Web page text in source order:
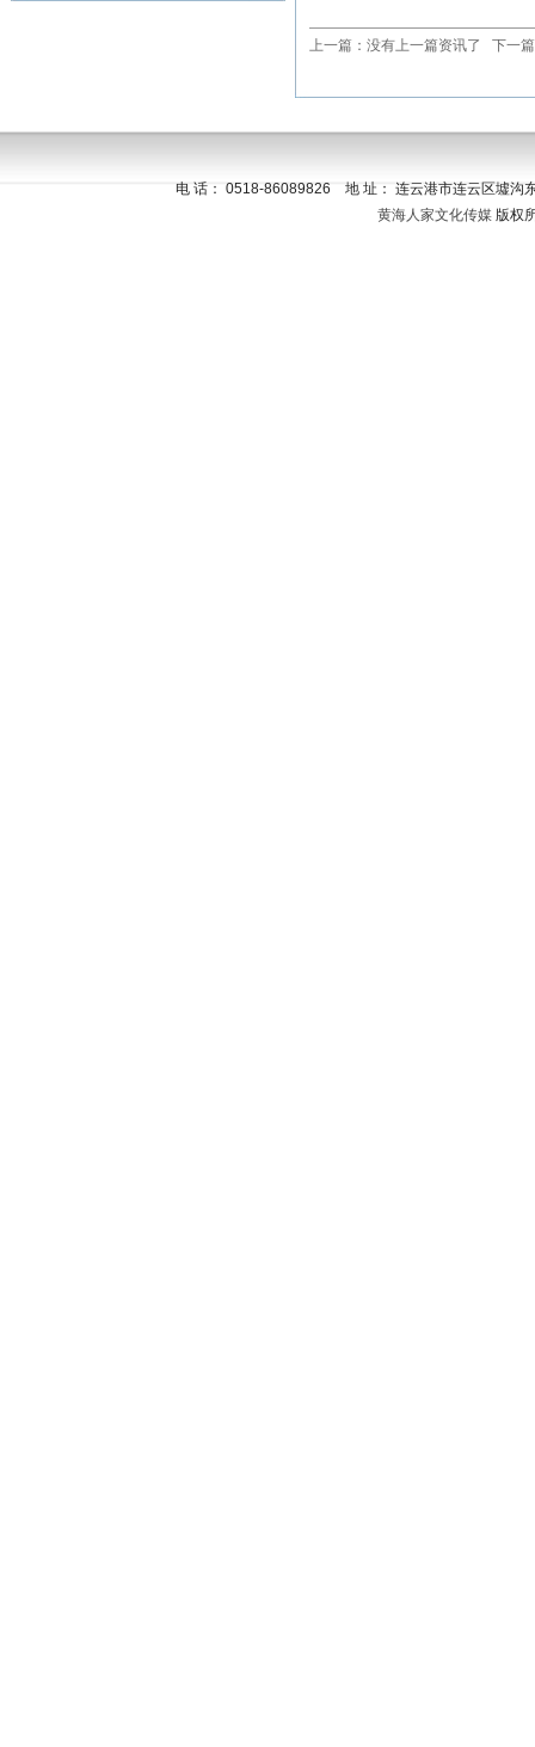
上一篇：没有上一篇资讯了 下一
电 话： 0518-86089826 地 址： 连云港市连云区墟沟
黄海人家文化传媒 版权